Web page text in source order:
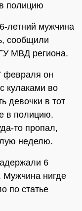
полицию
летний мужчина
сообщили
МВД региона.
февраля он
кулаками во
девочки в тот
в полицию.
то пропал,
неделю.
6
Мужчина нигде
по статье